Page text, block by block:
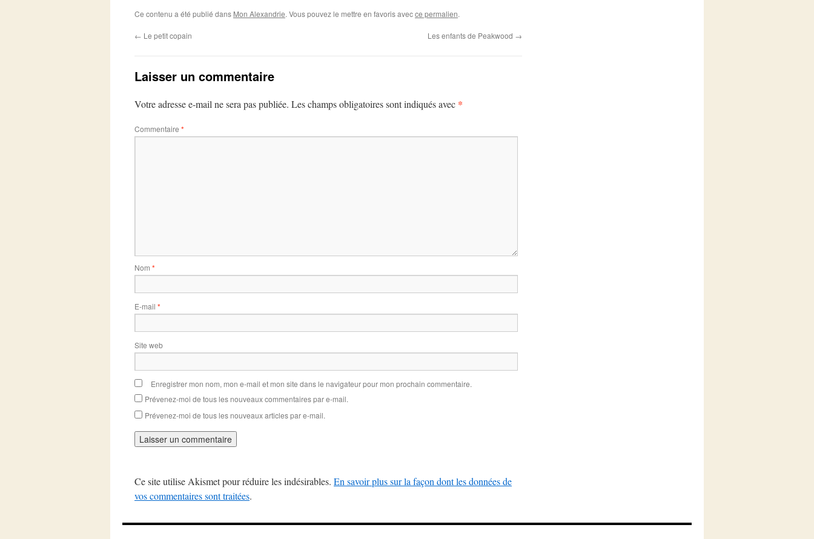
Ce contenu a été publié dans Mon Alexandrie. Vous pouvez le mettre en favoris avecce permalien.
← Le petit copain Les enfants de Peakwood →
Laisser un commentaire
Votre adresse e-mail ne sera pas publiée. Les champs obligatoires sont indiqués avec *
Commentaire *
Nom *
E-mail *
Site web
Enregistrer mon nom, mon e-mail et mon site dans le navigateur pour mon prochain commentaire.
Prévenez-moi de tous les nouveaux commentaires par e-mail.
Prévenez-moi de tous les nouveaux articles par e-mail.
Ce site utilise Akismet pour réduire les indésirables. En savoir plus sur la façon dont les données de
vos commentaires sont traitées.